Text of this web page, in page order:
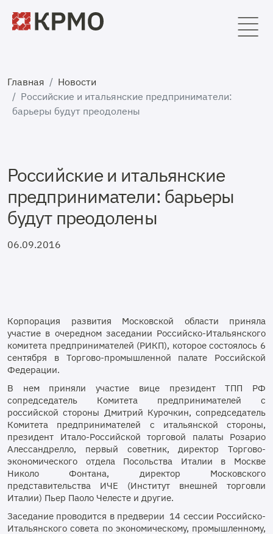
Главная
Новости
Российские и итальянские предприниматели:
барьеры будут преодолены
Российские и итальянские
предприниматели: барьеры
будут преодолены
06.09.2016
Корпорация развития Московской области приняла
участие в очередном заседании Российско-Итальянского
комитета предпринимателей (РИКП), которое состоялось 6
сентября в Торгово-промышленной палате Российской
Федерации.
В нем приняли участие вице президент ТПП РФ
сопредседатель Комитета предпринимателей с
российской стороны Дмитрий Курочкин, сопредседатель
Комитета предпринимателей с итальянской стороны,
президент Итало-Российской торговой палаты Розарио
Алессандрелло, первый советник, директор Торгово-
экономического отдела Посольства Италии в Москве
Николо Фонтана, директор Московского
представительства ИЧЕ (Институт внешней торговли
Италии) Пьер Паоло Челесте и другие.
Заседание проводится в предверии 14 сессии Российско-
Итальянского совета по экономическому, промышленному,